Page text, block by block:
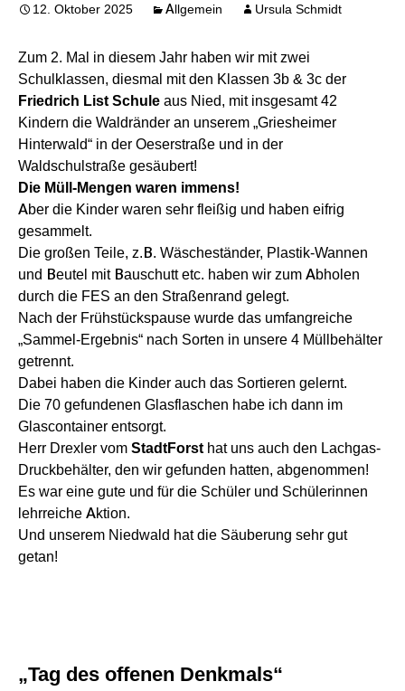
12. Oktober 2025 Allgemein Ursula Schmidt
Zum 2. Mal in diesem Jahr haben wir mit zwei
Schulklassen, diesmal mit den Klassen 3b & 3c der
Friedrich List Schule aus Nied, mit insgesamt 42
Kindern die Waldränder an unserem „Griesheimer
Hinterwald“ in der Oeserstraße und in der
Waldschulstraße gesäubert!
Die Müll-Mengen waren immens!
Aber die Kinder waren sehr fleißig und haben eifrig
gesammelt.
Die großen Teile, z.B. Wäscheständer, Plastik-Wannen
und Beutel mit Bauschutt etc. haben wir zum Abholen
durch die FES an den Straßenrand gelegt.
Nach der Frühstückspause wurde das umfangreiche
„Sammel-Ergebnis“ nach Sorten in unsere 4 Müllbehälter
getrennt.
Dabei haben die Kinder auch das Sortieren gelernt.
Die 70 gefundenen Glasflaschen habe ich dann im
Glascontainer entsorgt.
Herr Drexler vom StadtForst hat uns auch den Lachgas-
Druckbehälter, den wir gefunden hatten, abgenommen!
Es war eine gute und für die Schüler und Schülerinnen
lehrreiche Aktion.
Und unserem Niedwald hat die Säuberung sehr gut
getan!
„Tag des offenen Denkmals“